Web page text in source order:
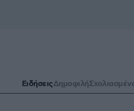
ΕιδήσειςΔημοφιλή